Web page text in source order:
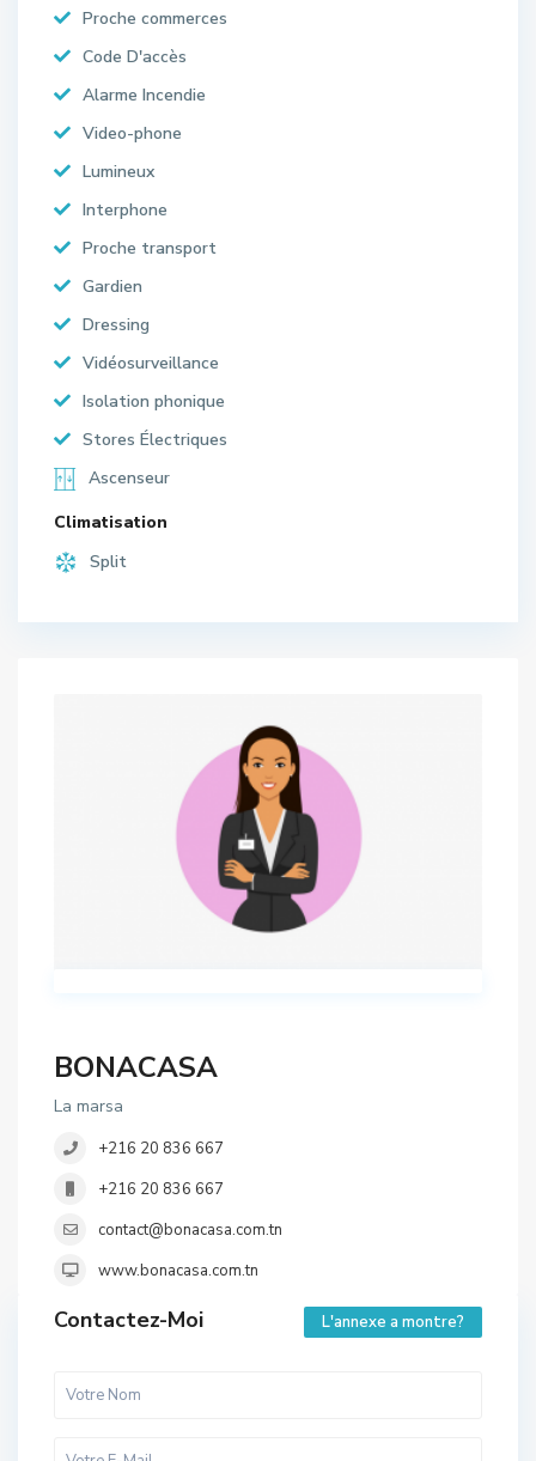
Proche commerces
Code D'accès
Alarme Incendie
Video-phone
Lumineux
Interphone
Proche transport
Gardien
Dressing
Vidéosurveillance
Isolation phonique
Stores Électriques
Ascenseur
Climatisation
Split
BONACASA
La marsa
+216 20 836 667
+216 20 836 667
contact@bonacasa.com.tn
www.bonacasa.com.tn
Contactez-Moi L'annexe a montre?